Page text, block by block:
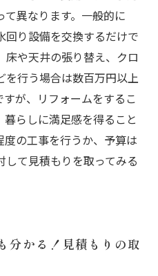
異なります。一般的に
回り設備を交換するだけで
床や天井の張り替え、クロ
を行う場合は数百万円以上
が、リフォームをするこ
らしに満足感を得ること
の工事を行うか、予算は
して見積もりを取ってみる
分かる！見積もりの取